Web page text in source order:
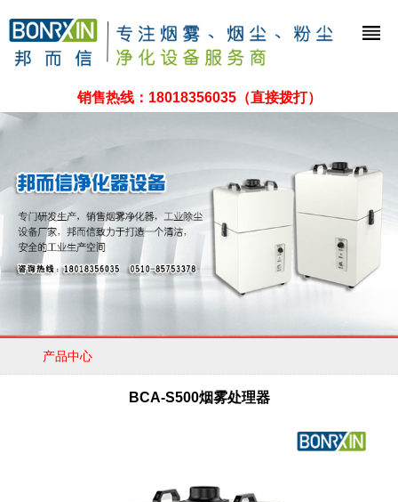
销售热线： 18018356035（直接拨打）
产品中心
BCA-S500烟雾处理器